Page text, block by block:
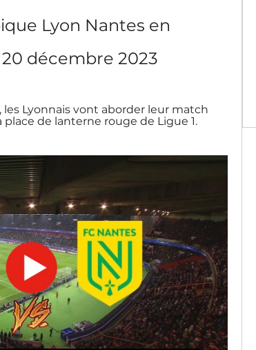
Lyon Nantes en
décembre 2023
les Lyonnais vont aborder leur match
de lanterne rouge de Ligue 1.